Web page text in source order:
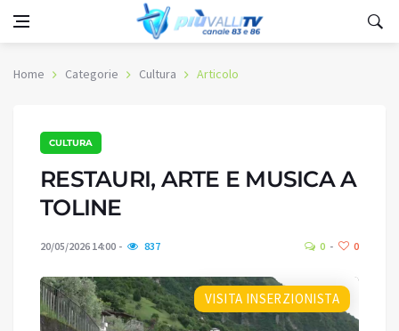
Home Categorie Cultura Articolo
CULTURA
RESTAURI, ARTE E MUSICA A
TOLINE
20/05/2026 14:00 837 0 0
VISITA INSERZIONISTA